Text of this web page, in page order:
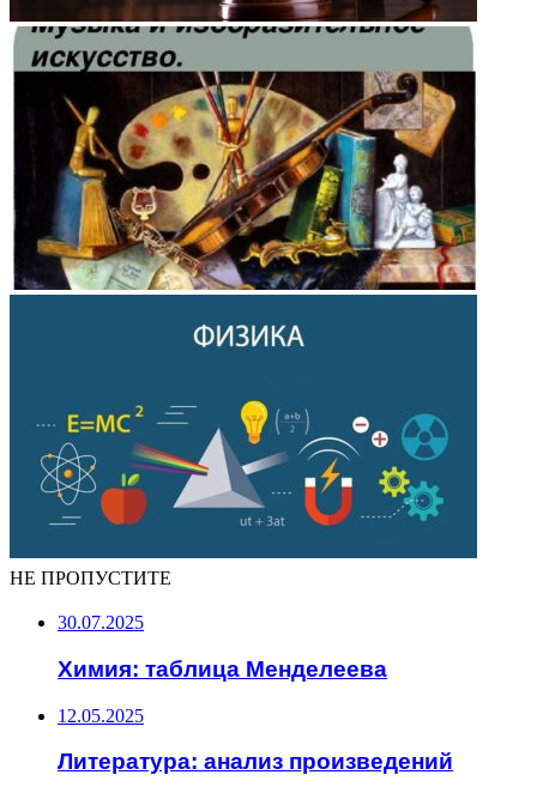
НЕ ПРОПУСТИТЕ
30.07.2025
Химия: таблица Менделеева
12.05.2025
Литература: анализ произведений